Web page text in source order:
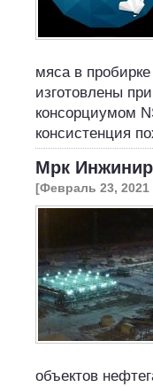
мяса в
изготовлены
консорциумом
консистенция
Мрк
[Февраль 23, 2021
объектов